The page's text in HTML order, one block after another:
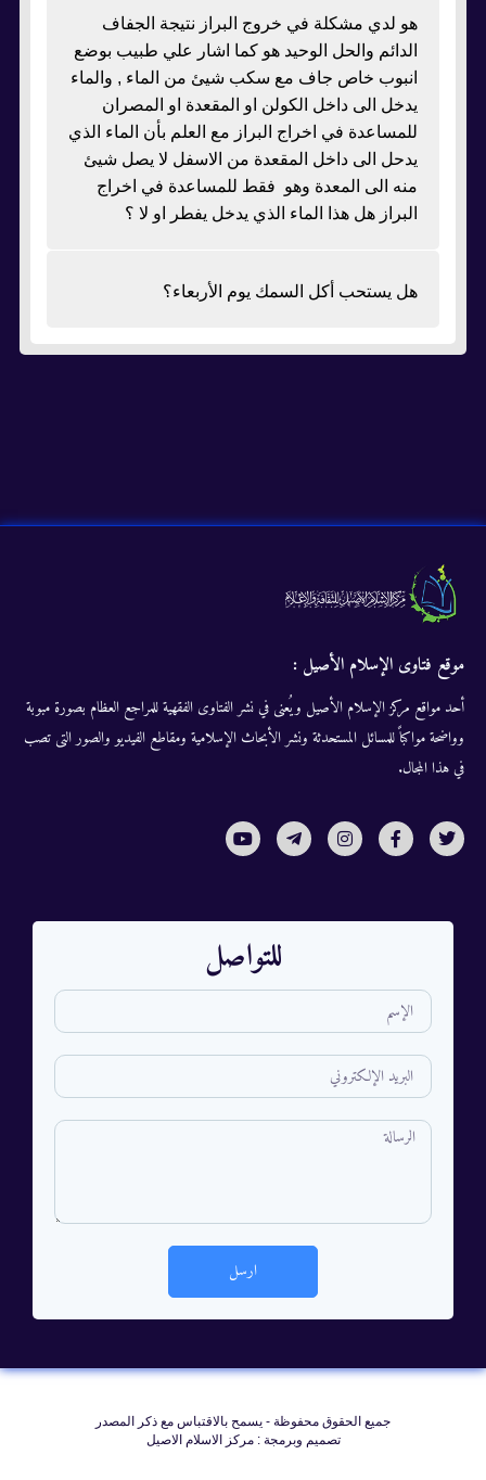
هو لدي مشكلة في خروج البراز نتيجة الجفاف
الدائم والحل الوحيد هو كما اشار علي طبيب بوضع
انبوب خاص جاف مع سكب شيئ من الماء , والماء
يدخل الى داخل الكولن او المقعدة او المصران
للمساعدة في اخراج البراز مع العلم بأن الماء الذي
يدحل الى داخل المقعدة من الاسفل لا يصل شيئ
منه الى المعدة وهو فقط للمساعدة في اخراج
البراز هل هذا الماء الذي يدخل يفطر او لا ؟
هل يستحب أكل السمك يوم الأربعاء؟
موقع فتاوى الإسلام الأصيل :
أحد مواقع مركز الإسلام الأصيل ويُعنى في نشر الفتاوى الفقهية للمراجع العظام بصورة مبوبة
وواضحة مواكباً للمسائل المستحدثة ونشر الأبحاث الإسلامية ومقاطع الفيديو والصور التى تصب
في هذا المجال.
للتواصل
ارسل
جمیع الحقوق محفوظة - يسمح بالاقتباس مع ذکر المصدر
تصميم وبرمجة : مركز الاسلام الاصيل